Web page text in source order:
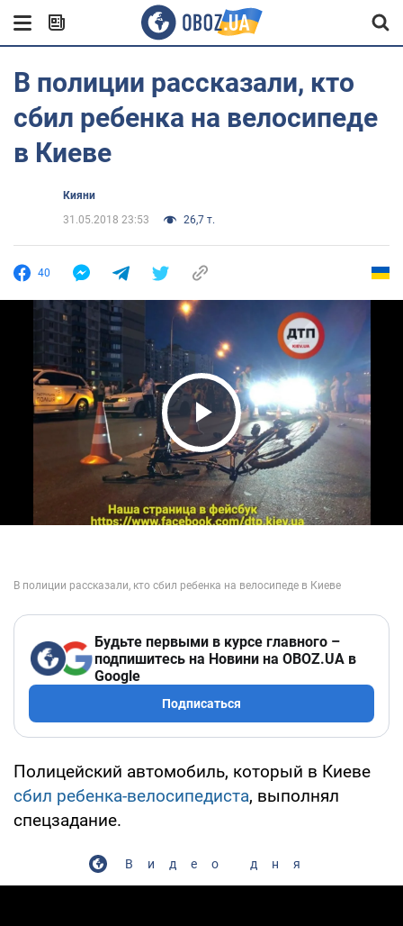
В полиции рассказали, кто
сбил ребенка на велосипеде
в Киеве
Кияни
31.05.2018 23:53
26,7 т.
40
Play Video
Будьте первыми в курсе главного –
подпишитесь на Новини на OBOZ.UA в
Google
Подписаться
Полицейский автомобиль, который в Киеве
сбил ребенка-велосипедиста, выполнял
спецзадание.
Видео дня